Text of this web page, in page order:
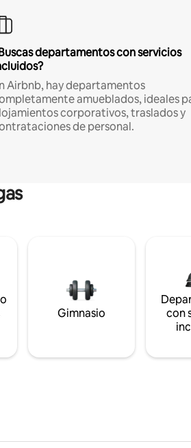
departamentos con servicios
Airbnb, hay departamentos
amueblados, ideales
corporativos, traslados y
de personal.
Gimnasio
con